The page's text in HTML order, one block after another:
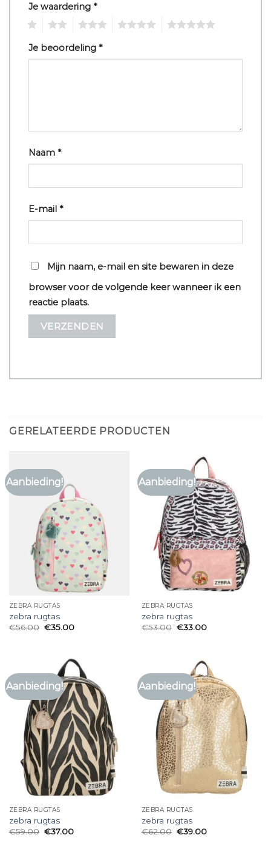
Je waardering *
Je beoordeling *
Naam *
E-mail *
Mijn naam, e-mail en site bewaren in deze
browser voor de volgende keer wanneer ik een
reactie plaats.
GERELATEERDE PRODUCTEN
Aanbieding!
ZEBRA RUGTAS
zebra rugtas
€56.00 €35.00
Aanbieding!
ZEBRA RUGTAS
zebra rugtas
€53.00 €33.00
Aanbieding!
ZEBRA RUGTAS
zebra rugtas
€59.00 €37.00
Aanbieding!
ZEBRA RUGTAS
zebra rugtas
€62.00 €39.00